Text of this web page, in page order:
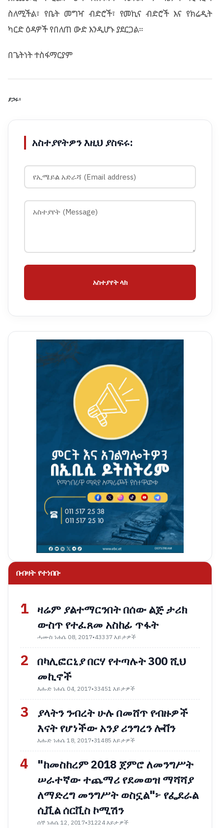
ስለሚችል፣ የቤት መግዣ ብድሮች፣ የመኪና ብድሮች እና የክሬዲት
ካርድ ዕዳዎች የበለጠ ውድ እንዲሆኑ ያደርጋል።
በጌትነት ተስፋማርያም
ያጋሩ፡
አስተያየትዎን እዚህ ያስፍሩ:
አስተያየት ላክ
በብዛት የተነበቡ
1 ዛሬም ያልተማርንበት በሰው ልጅ ታሪክ
ውስጥ የተፈጸመ አስከፊ ጥፋት
ሓሙስ ነሐሴ 08, 2017•43337 እይታዎች
2 በካሊፎርኒያ በርሃ የተጣሉት 300 ሺህ
መኪኖች
እሑድ ነሐሴ 04, 2017•33451 እይታዎች
3
ያላትን ንብረት ሁሉ በመሸጥ የብዙዎች
እናት የሆነችው አንያ ሪንግረን ሎቨን
እሑድ ነሐሴ 18, 2017•31485 እይታዎች
4
"ከመስከረም 2018 ጀምሮ ለመንግሥት
ሠራተኛው ተጨማሪ የደመወዝ ማሻሻያ
ለማድረግ መንግሥት ወስኗል"፦ የፌደራል
ሲቪል ሰርቪስ ኮሚሽን
ሰኞ ነሐሴ 12, 2017•31224 እይታዎች